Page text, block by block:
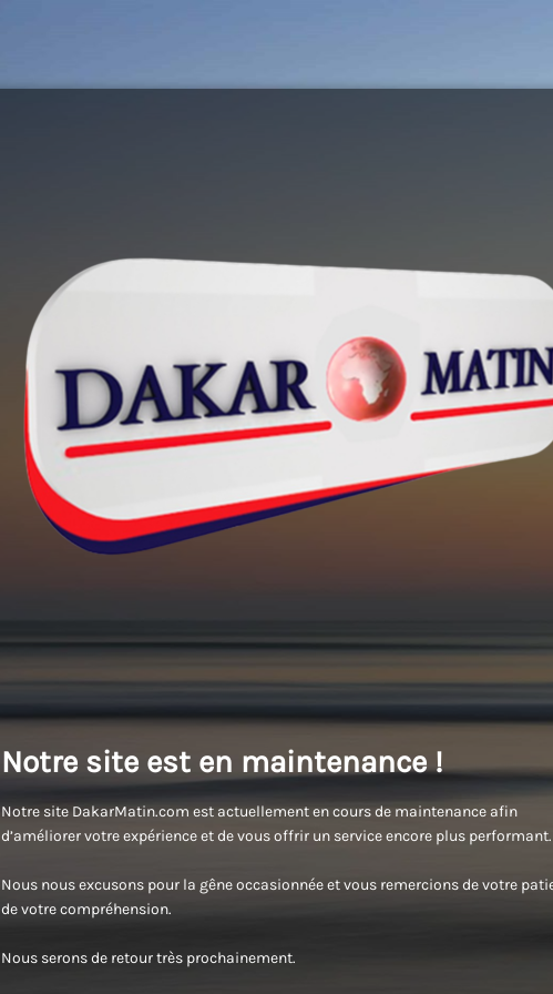
Notre site est en maintenance !
Notre site DakarMatin.com est actuellement en cours de maintenance afin
d’améliorer votre expérience et de vous offrir un service encore plus performant.
Nous nous excusons pour la gêne occasionnée et vous remercions de votre
de votre compréhension.
Nous serons de retour très prochainement.